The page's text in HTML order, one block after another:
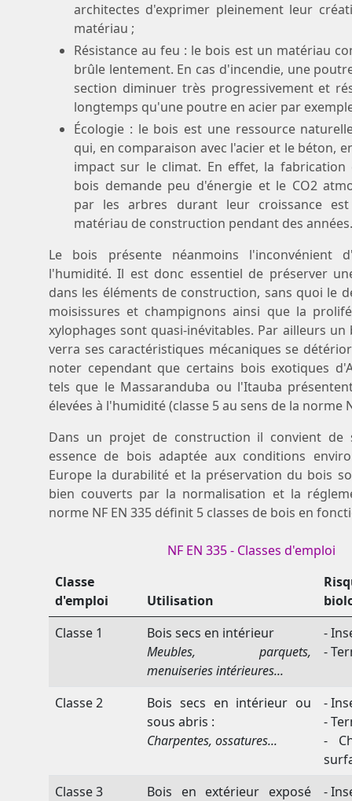
architectes d'exprimer pleinement leur
matériau ;
Résistance au feu : le bois est un matériau
brûle lentement. En cas d'incendie, une
section diminuer très progressivement et
longtemps qu'une poutre en acier par
Écologie : le bois est une ressource
qui, en comparaison avec l'acier et le béton,
impact sur le climat. En effet, la fabrication
bois demande peu d'énergie et le CO2
par les arbres durant leur croissance
matériau de construction pendant des années.
Le bois présente néanmoins l'inconvénient
l'humidité. Il est donc essentiel de préserver
dans les éléments de construction, sans quoi le
moisissures et champignons ainsi que la
xylophages sont quasi-inévitables. Par ailleurs
verra ses caractéristiques mécaniques se
noter cependant que certains bois exotiques
tels que le Massaranduba ou l'Itauba
élevées à l'humidité (classe 5 au sens de la norme
Dans un projet de construction il convient de
essence de bois adaptée aux conditions
Europe la durabilité et la préservation du bois
bien couverts par la normalisation et la
norme NF EN 335 définit 5 classes de bois en
NF EN 335 - Classes d'emploi
Classe
d'emploi
Utilisation
Classe 1
Bois secs en intérieur
Meubles, parquets,
menuiseries intérieures...
-
-
Classe 2
Bois secs en intérieur ou
sous abris :
Charpentes, ossatures...
-
-
-
Classe 3
Bois en extérieur exposé
-